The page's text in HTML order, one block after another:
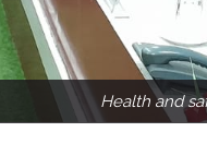
Health and